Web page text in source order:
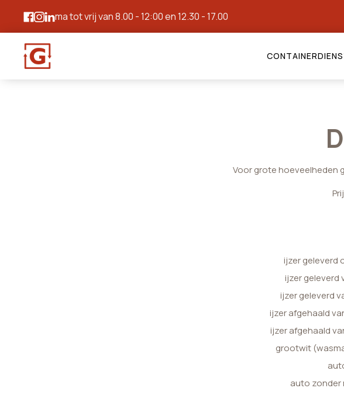
ma tot vrij van 8.00 - 12:00 en 12.30 - 17.00
Voor grote hoeveelheden
ijzer geleverd
ijzer geleverd
ijzer geleverd
ijzer afgehaald
ijzer afgehaald
grootwit
auto